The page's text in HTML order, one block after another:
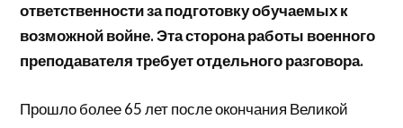
ответственности за подготовку обучаемых к
возможной войне. Эта сторона работы военного
преподавателя требует отдельного разговора.
Прошло более 65 лет после окончания Великой